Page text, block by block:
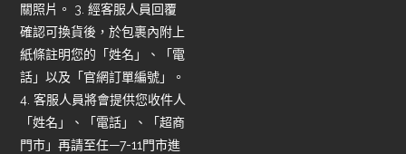
關照片。 3. 經客服人員回覆
確認可換貨後，於包裹內附上
紙條註明您的「姓名」、「電
話」以及「官網訂單編號」。
4. 客服人員將會提供您收件人
「姓名」、「電話」、「超商
門市」再請至任—7-11門市進